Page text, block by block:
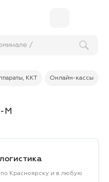
/ к
ККТ Онлайн-кассы
М
по Красноярску и в любую